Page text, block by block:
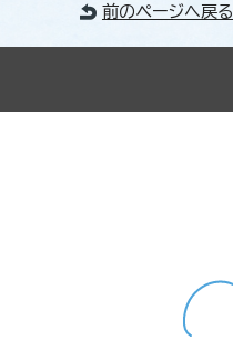
前のページへ戻る